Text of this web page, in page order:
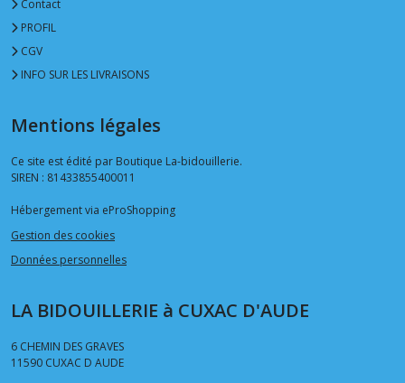
Contact
PROFIL
CGV
INFO SUR LES LIVRAISONS
Mentions légales
Ce site est édité par Boutique La-bidouillerie.
SIREN : 81433855400011
Hébergement via eProShopping
Gestion des cookies
Données personnelles
LA BIDOUILLERIE à CUXAC D'AUDE
6 CHEMIN DES GRAVES
11590 CUXAC D AUDE